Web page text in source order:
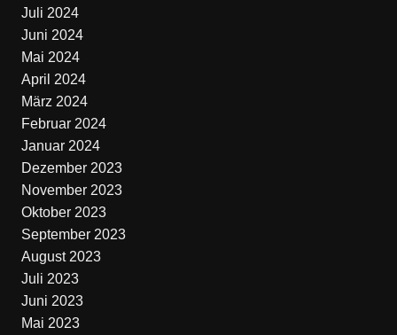
Juli 2024
Juni 2024
Mai 2024
April 2024
März 2024
Februar 2024
Januar 2024
Dezember 2023
November 2023
Oktober 2023
September 2023
August 2023
Juli 2023
Juni 2023
Mai 2023